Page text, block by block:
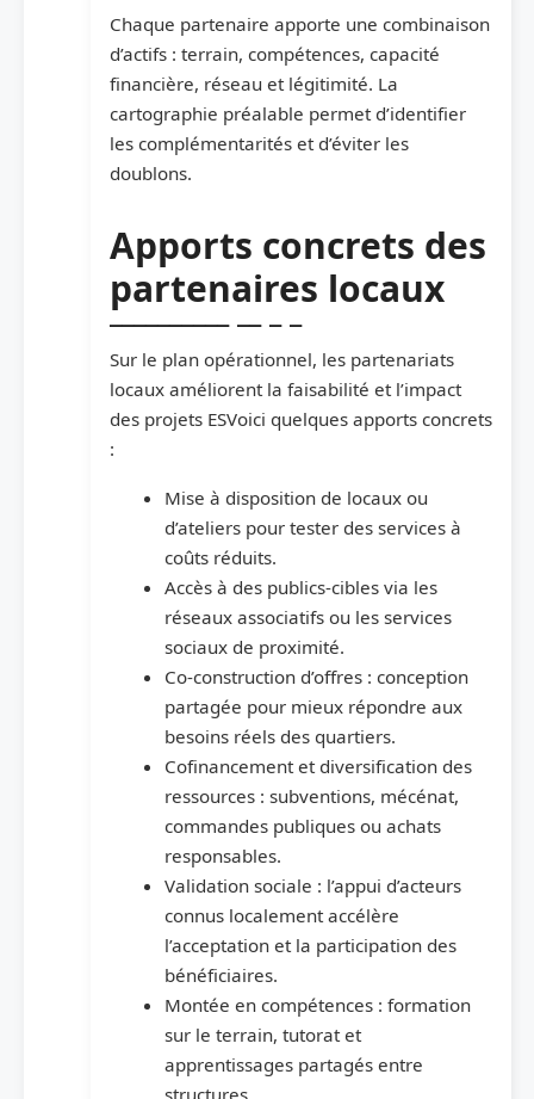
Chaque partenaire apporte une combinaison
d’actifs : terrain, compétences, capacité
financière, réseau et légitimité. La
cartographie préalable permet d’identifier
les complémentarités et d’éviter les
doublons.
Apports concrets des
partenaires locaux
Sur le plan opérationnel, les partenariats
locaux améliorent la faisabilité et l’impact
des projets ESVoici quelques apports concrets
:
Mise à disposition de locaux ou
d’ateliers pour tester des services à
coûts réduits.
Accès à des publics-cibles via les
réseaux associatifs ou les services
sociaux de proximité.
Co-construction d’offres : conception
partagée pour mieux répondre aux
besoins réels des quartiers.
Cofinancement et diversification des
ressources : subventions, mécénat,
commandes publiques ou achats
responsables.
Validation sociale : l’appui d’acteurs
connus localement accélère
l’acceptation et la participation des
bénéficiaires.
Montée en compétences : formation
sur le terrain, tutorat et
apprentissages partagés entre
structures.